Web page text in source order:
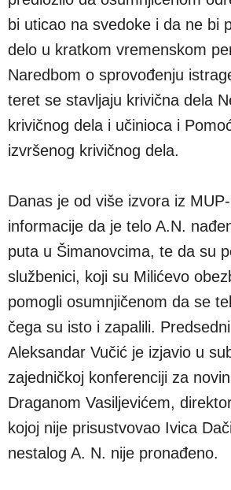
bi uticao na svedoke i da ne bi
delo u kratkom vremenskom
Naredbom o sprovođenju
teret se stavljaju krivična dela
krivičnog dela i učinioca i
izvršenog krivičnog dela.
Danas je od više izvora iz
informacije da je telo A.N.
puta u Šimanovcima, te da su
službenici, koji su Milićevo
pomogli osumnjičenom da se
čega su isto i zapalili.
Aleksandar Vučić je izjavio u
zajedničkoj konferenciji za
Draganom Vasiljevićem,
kojoj nije prisustvovao Ivica
nestalog A. N. nije pronađeno.